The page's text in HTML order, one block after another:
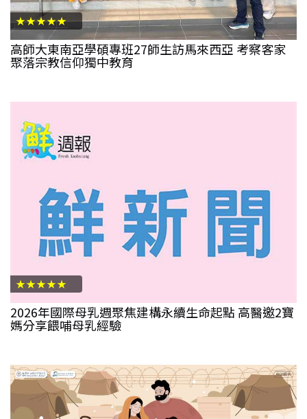
★★★★★
高師大東南亞學碩專班27師生訪馬來西亞 考察客家
聚落宗教信仰獨中教育
★★★★★
2026年國際母乳週聚焦建構永續生命起點 高醫邀2寶
媽分享餵哺母乳經驗